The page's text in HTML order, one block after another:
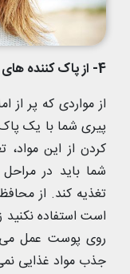
4- از پاک کننده های ضد پیری استفاده کنید
از مواردی که پر از
پیری شما با یک
کردن از این
شما باید در
تغذیه کند. از
است استفاده
روی پوست عمل
جذب مواد غذایی